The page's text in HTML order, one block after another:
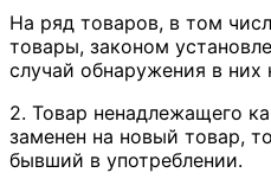
На ряд товаров, в том
товары, законом
случай обнаружения в них
2. Товар ненадлежащего
заменен на новый товар,
бывший в употреблении.